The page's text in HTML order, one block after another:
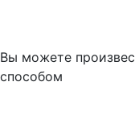
Вы можете
способом